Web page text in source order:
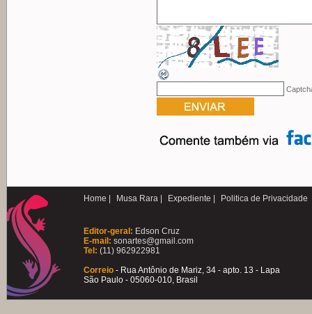
Home | Musa Rara | Expediente | Politica de Privacidade
Editor-geral: Edson Cruz
E-mail: sonartes@gmail.com
Tel: (11) 962922981
Correio - Rua Antônio de Mariz, 34 - apto. 13 - Lapa
São Paulo - 05060-010, Brasil